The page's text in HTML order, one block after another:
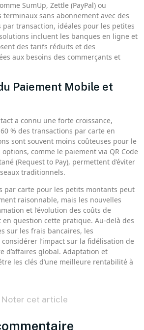
SumUp, Zettle (PayPal) ou
terminaux sans abonnement avec des
transaction, idéales pour les petites
incluent les banques en ligne et
des tarifs réduits et des
aux besoins des commerçants et
Paiement Mobile et
a connu une forte croissance,
% des transactions par carte en
sont souvent moins coûteuses pour le
options, comme le paiement via QR Code
(Request to Pay), permettent d’éviter
traditionnels.
par carte pour les petits montants peut
raisonnable, mais les nouvelles
et l’évolution des coûts de
question cette pratique. Au-delà des
sur les frais bancaires, les
l’impact sur la fidélisation de
d’affaires global. Adaptation et
les clés d’une meilleure rentabilité à
Noter cet article